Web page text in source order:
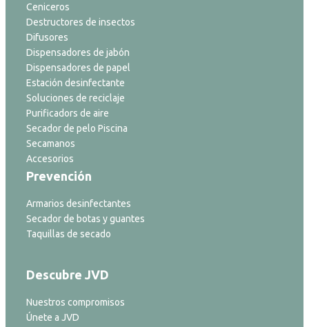
Ceniceros
Destructores de insectos
Difusores
Dispensadores de jabón
Dispensadores de papel
Estación desinfectante
Soluciones de reciclaje
Purificadors de aire
Secador de pelo Piscina
Secamanos
Accesorios
Prevención
Armarios desinfectantes
Secador de botas y guantes
Taquillas de secado
Descubre JVD
Nuestros compromisos
Únete a JVD